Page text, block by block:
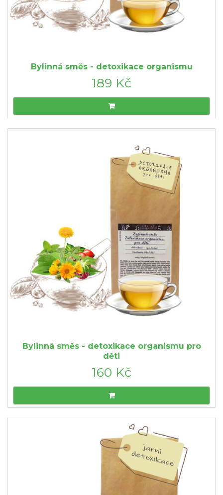
Bylinná směs - detoxikace organismu
189 Kč
Bylinná směs - detoxikace organismu pro
děti
160 Kč